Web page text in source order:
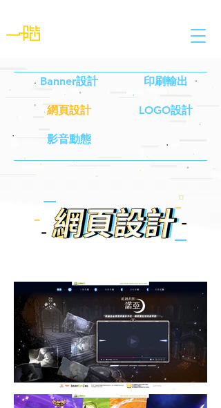
Banner設計
網頁設計
印刷輸出
LOGO設計
影音動態